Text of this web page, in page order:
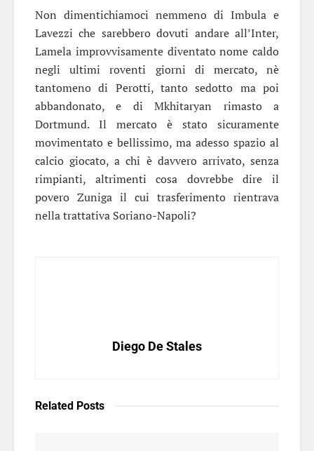
Non dimentichiamoci nemmeno di Imbula e
Lavezzi che sarebbero dovuti andare all’Inter,
Lamela improvvisamente diventato nome caldo
negli ultimi roventi giorni di mercato, nè
tantomeno di Perotti, tanto sedotto ma poi
abbandonato, e di Mkhitaryan rimasto a
Dortmund. Il mercato è stato sicuramente
movimentato e bellissimo, ma adesso spazio al
calcio giocato, a chi è davvero arrivato, senza
rimpianti, altrimenti cosa dovrebbe dire il
povero Zuniga il cui trasferimento rientrava
nella trattativa Soriano-Napoli?
Diego De Stales
Related Posts